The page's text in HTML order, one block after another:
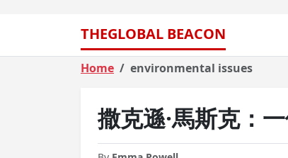
THEGLOBAL BEACON
Home environmental issues
撒克遜·馬斯克：